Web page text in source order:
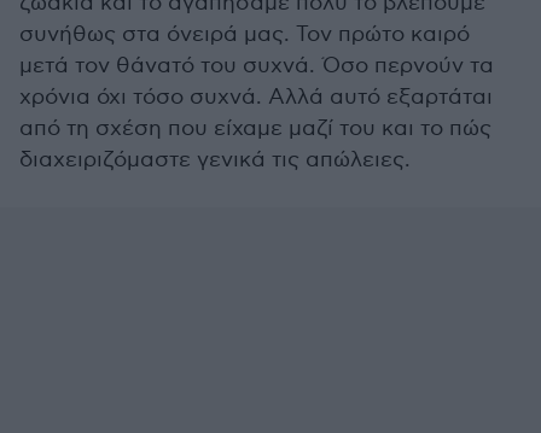
συνήθως στα όνειρά μας. Τον πρώτο καιρό
μετά τον θάνατό του συχνά. Όσο περνούν τα
χρόνια όχι τόσο συχνά. Αλλά αυτό εξαρτάται
από τη σχέση που είχαμε μαζί του και το πώς
διαχειριζόμαστε γενικά τις απώλειες.